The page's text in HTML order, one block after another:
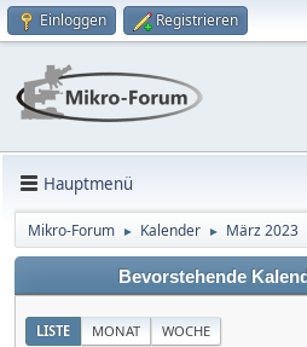
Einloggen Registrieren
Hauptmenü
Mikro-Forum ► Kalender ► März 2023
Bevorstehende
LISTE MONAT WOCHE